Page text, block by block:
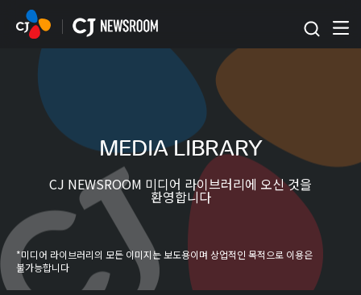
본문 바로가기
MEDIA LIBRARY
CJ NEWSROOM 미디어 라이브러리에 오신 것을
환영합니다
*미디어 라이브러리의 모든 이미지는 보도용이며 상업적인 목적으로 이용은
불가능합니다